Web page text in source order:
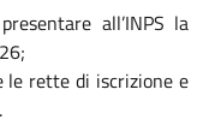
all’INPS la
le rette di iscrizione e